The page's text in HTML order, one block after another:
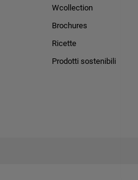
Wcollection
Brochures
Ricette
Prodotti sostenibili